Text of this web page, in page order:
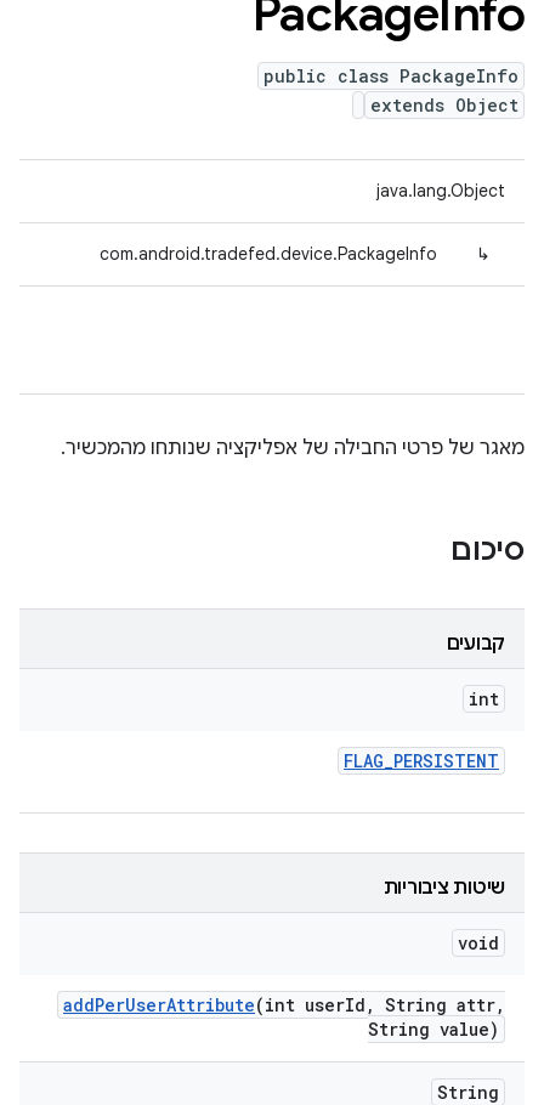
PackageInfo
public class PackageInfo
extends Object
java.lang.Object
↳
com.android.tradefed.device.PackageInfo
מאגר של פרטי החבילה של אפליקציה שנותחו מהמכשיר.
סיכום
קבועים
int
FLAG_PERSISTENT
שיטות ציבוריות
void
addPerUserAttribute(int userId , String attr,
String value)
String